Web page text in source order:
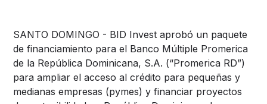
SANTO DOMINGO - BID Invest aprobó un paquete
de financiamiento para el Banco Múltiple Promerica
de la República Dominicana, S.A. (“Promerica RD”)
para ampliar el acceso al crédito para pequeñas y
medianas empresas (pymes) y financiar proyectos